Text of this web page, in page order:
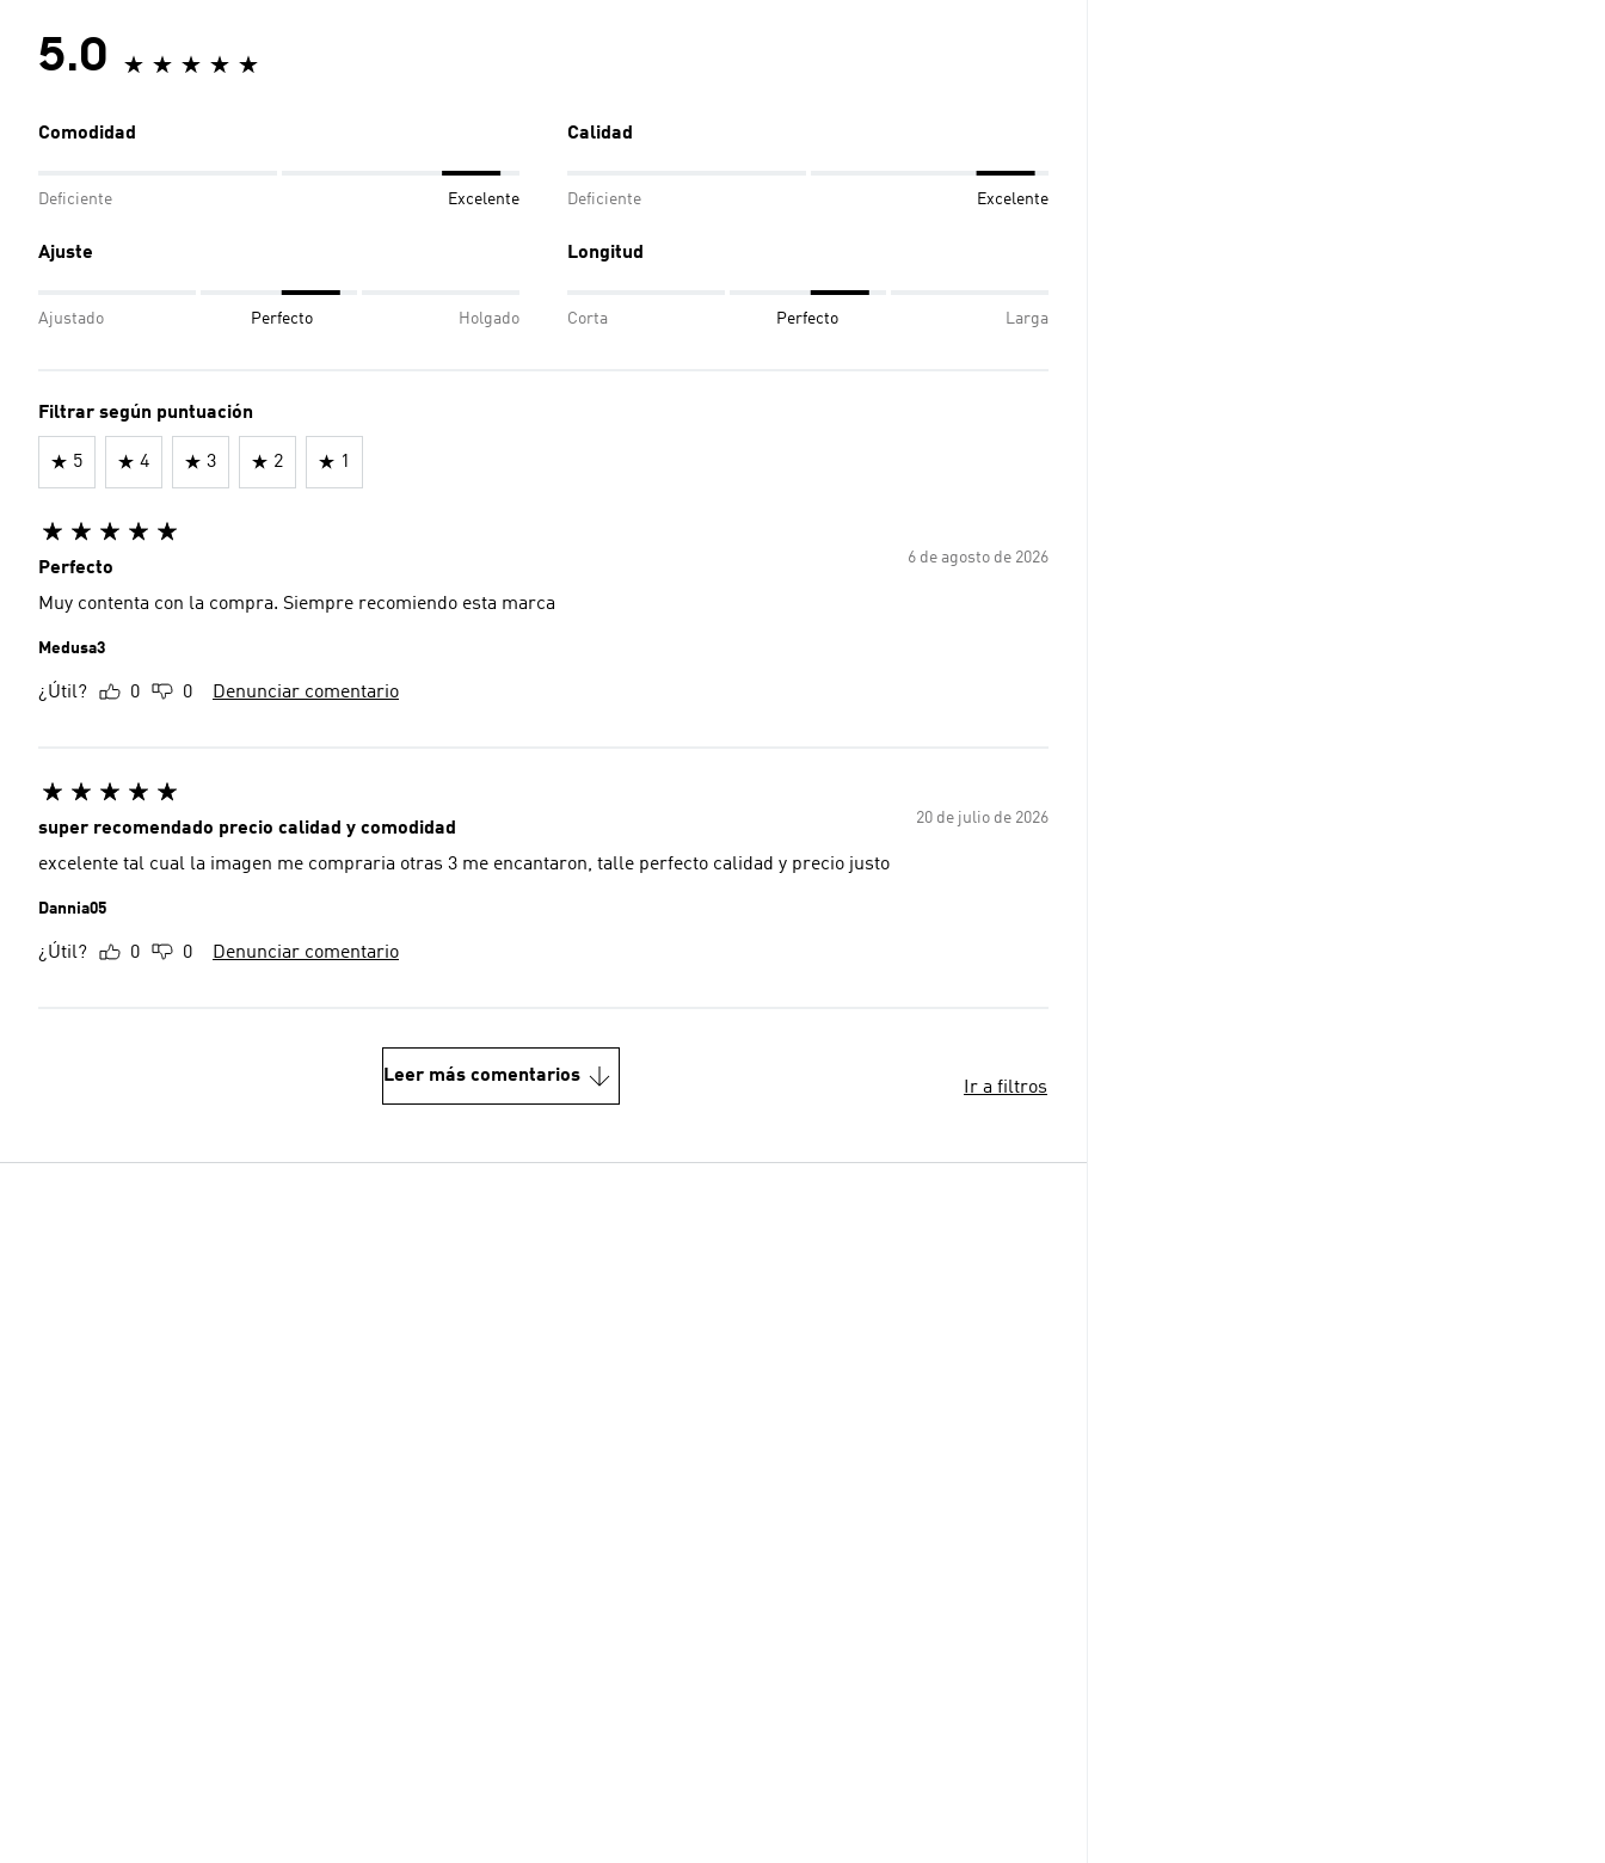
5.0
Comodidad
Deficiente Excelente
Calidad
Deficiente Excelente
Ajuste
Ajustado Perfecto Holgado
Longitud
Corta Perfecto Larga
Filtrar según puntuación
5 4 3 2 1
6 de agosto de 2026
Perfecto
Muy contenta con la compra. Siempre recomiendo esta marca
Medusa3
¿Útil? 0 0 Denunciar comentario
20 de julio de 2026
super recomendado precio calidad y comodidad
excelente tal cual la imagen me compraria otras 3 me encantaron, talle perfecto calidad y precio justo
Dannia05
¿Útil? 0 0 Denunciar comentario
Leer más comentarios
Ir a filtros